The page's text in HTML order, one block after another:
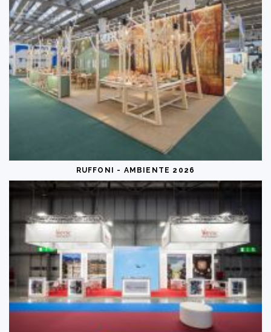
RUFFONI - AMBIENTE 2026